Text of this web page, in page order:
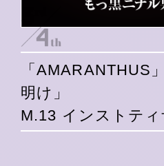
「AMARANTHUS
明け」
M.13 インストティ